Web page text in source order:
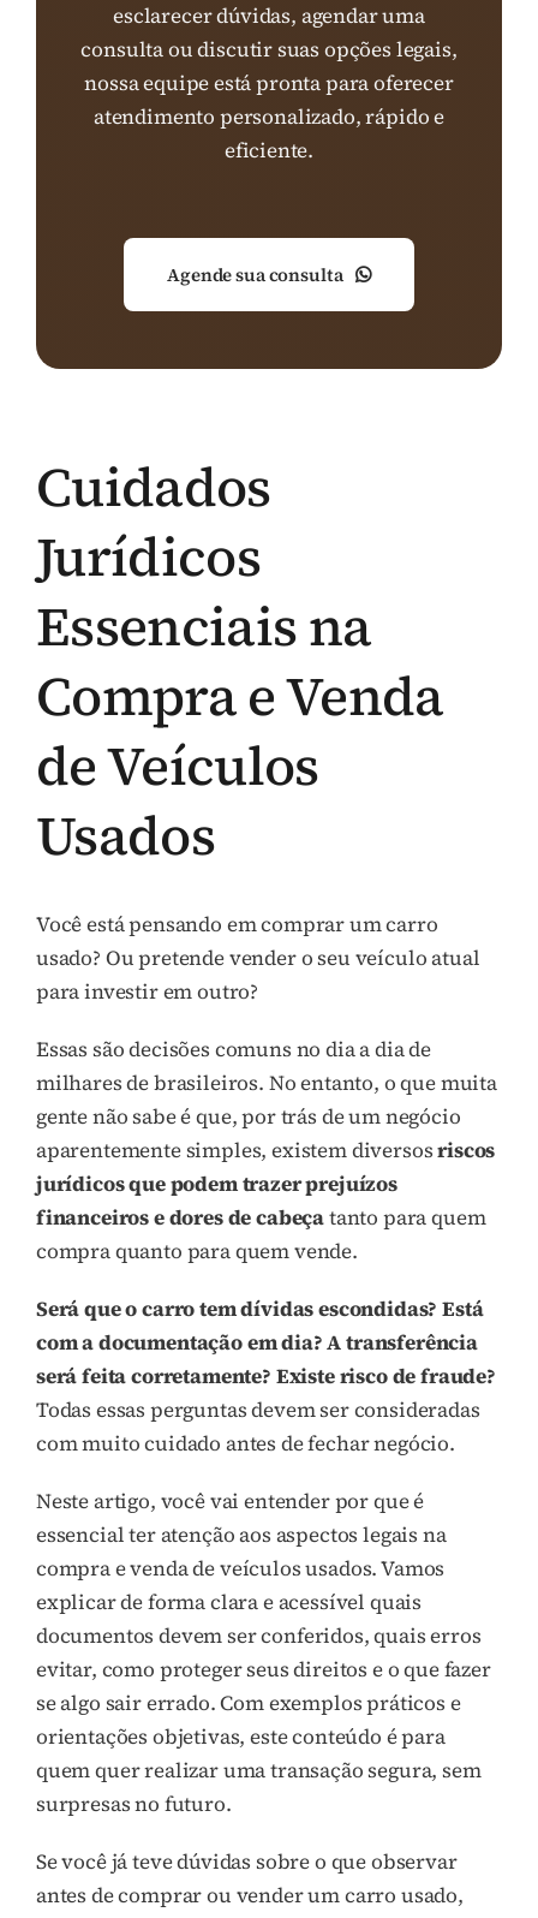
esclarecer dúvidas, agendar uma
consulta ou discutir suas opções legais,
nossa equipe está pronta para oferecer
atendimento personalizado, rápido e
eficiente.
Agende sua consulta
Cuidados
Jurídicos
Essenciais na
Compra e Venda
de Veículos
Usados
Você está pensando em comprar um carro
usado? Ou pretende vender o seu veículo atual
para investir em outro?
Essas são decisões comuns no dia a dia de
milhares de brasileiros. No entanto, o que muita
gente não sabe é que, por trás de um negócio
aparentemente simples, existem diversosriscos
jurídicos que podem trazer prejuízos
financeiros e dores de cabeçatanto para quem
compra quanto para quem vende.
Será que o carro tem dívidas escondidas? Está
com a documentação em dia? A transferência
será feita corretamente? Existe risco de fraude?
Todas essas perguntas devem ser consideradas
com muito cuidado antes de fechar negócio.
Neste artigo, você vai entender por que é
essencial ter atenção aos aspectos legais na
compra e venda de veículos usados. Vamos
explicar de forma clara e acessível quais
documentos devem ser conferidos, quais erros
evitar, como proteger seus direitos e o que fazer
se algo sair errado. Com exemplos práticos e
orientações objetivas, este conteúdo é para
quem quer realizar uma transação segura, sem
surpresas no futuro.
Se você já teve dúvidas sobre o que observar
antes de comprar ou vender um carro usado,